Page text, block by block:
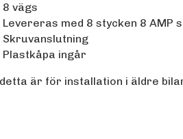
8 vägs
Levereras med 8 stycken 8 AMP
Skruvanslutning
Plastkåpa ingår
detta är för installation i äldre